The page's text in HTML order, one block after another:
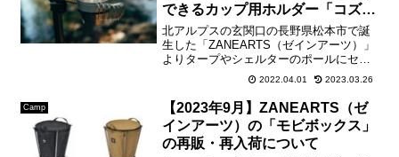
できるカップ用ホルダー「コズホ
ルダー」が新発売
北アルプスの玄関口の長野県松本市で誕
生した「ZANEARTS（ゼインアーツ）」
よりタープやシェルターのポールにセッ
トできるカップ用ホルダー「COZ
HOLDER」が2022年4月22日(金)発売開
始。シェラカップの他、タンブラーにも
対応して...
2022.04.01 2023.03.26
Camp
【2023年9月】ZANEARTS（ゼ
インアーツ）の「モビボックス」
の再販・再入荷について